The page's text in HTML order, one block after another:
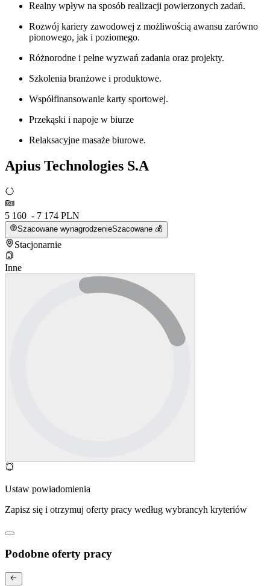
Realny wpływ na sposób realizacji powierzonych zadań.
Rozwój kariery zawodowej z możliwością awansu zarówno
pionowego, jak i poziomego.
Różnorodne i pełne wyzwań zadania oraz projekty.
Szkolenia branżowe i produktowe.
Współfinansowanie karty sportowej.
Przekąski i napoje w biurze
Relaksacyjne masaże biurowe.
Apius Technologies S.A
5 160 - 7 174 PLN
Szacowane wynagrodzenieSzacowane 💰
Stacjonarnie
Inne
Ustaw powiadomienia
Zapisz się i otrzymuj oferty pracy według wybrancyh kryteriów
Podobne oferty pracy